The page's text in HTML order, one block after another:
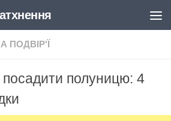
ПОДВІР'Ї
полуницю: 4